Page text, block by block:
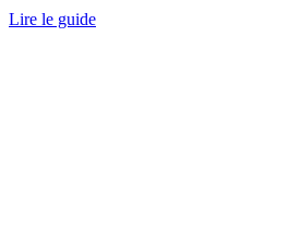
Lire le guide